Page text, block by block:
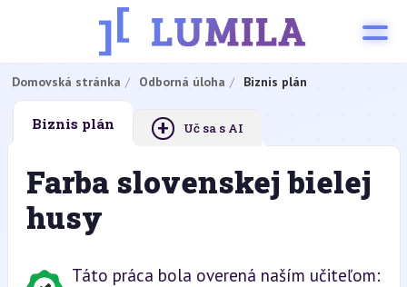
Domovská stránka Odborná úloha Biznis plán
Biznis plán + Uč sa s AI
Farba slovenskej bielej
husy
Táto práca bola overená naším učiteľom: